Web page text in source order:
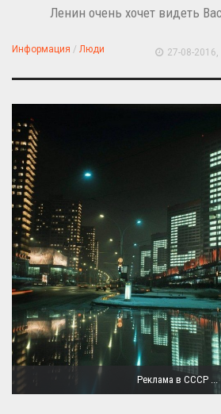
Ленин очень хочет видеть
Информация / Люди 27-08-2016,
Реклама в СССР ...